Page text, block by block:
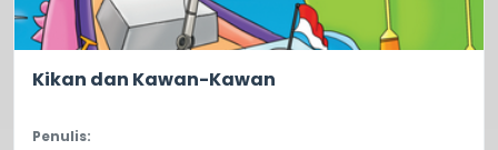
Kikan dan Kawan-Kawan
Penulis: